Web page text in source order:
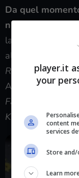
Da quel
numerose
la saga di
all’iconico
Resident Evil 4,
Aleksandr
Fallout: New
Knight of the Old
player.it
your
content
services
Store
Learn